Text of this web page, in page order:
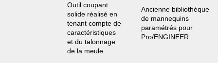
Outil coupant
solide réalisé en
tenant compte de
caractéristiques
et du talonnage
de la meule
Ancienne bibliothèque
de mannequins
paramétrés pour
Pro/ENGINEER